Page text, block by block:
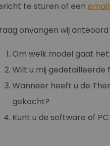
te sturen of een
onvangen wij
Om welk model gaat
Wilt u mij gedetailleerde
Wanneer heeft u de
gekocht?
Kunt u de software of